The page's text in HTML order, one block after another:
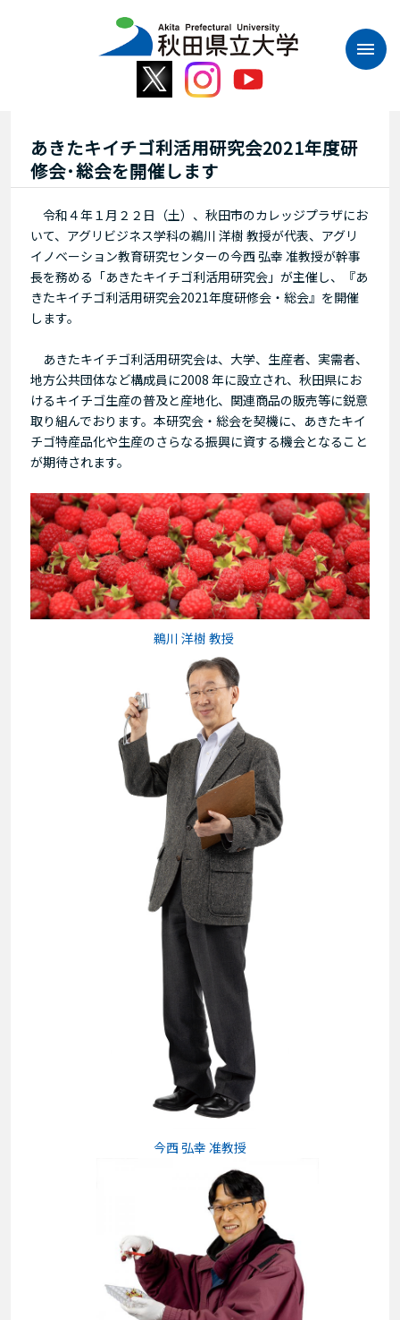
あきたキイチゴ利活用研究会2021年度研
修会･総会を開催します
令和４年１月２２日（土）、秋田市のカレッジプラザにお
いて、アグリビジネス学科の鵜川 洋樹 教授が代表、アグリ
イノベーション教育研究センターの今西 弘幸 准教授が幹事
長を務める「あきたキイチゴ利活用研究会」が主催し、『あ
きたキイチゴ利活用研究会2021年度研修会・総会』を開催
します。
あきたキイチゴ利活用研究会は、大学、生産者、実需者、
地方公共団体など構成員に2008 年に設立され、秋田県にお
けるキイチゴ生産の普及と産地化、関連商品の販売等に鋭意
取り組んでおります。本研究会・総会を契機に、あきたキイ
チゴ特産品化や生産のさらなる振興に資する機会となること
が期待されます。
鵜川 洋樹 教授
今西 弘幸 准教授